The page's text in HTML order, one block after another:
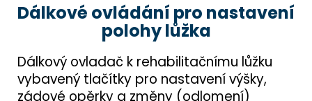
Dálkové ovládání pro nastavení
polohy lůžka
Dálkový ovladač k rehabilitačnímu lůžku
vybavený tlačítky pro nastavení výšky,
zádové opěrky a změny (odlomení)